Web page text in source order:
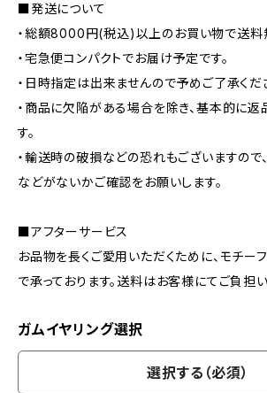
■発送について
・総額8000円(税込)以上のお買い物で送料
・宅急便コンパクトでお届け予定です。
・日時指定は出来ませんので予めご了承くだ
・商品に欠陥がある場合を除き、基本的に
す。
・輸送時の破損などの恐れもございますので
などがないかご確認をお願いします。
■アフターサービス
お品物を長くご愛用いただくために、モチー
で承っております。送料はお客様にてご負担い
ガムイヤリング選択
選択する（必須）